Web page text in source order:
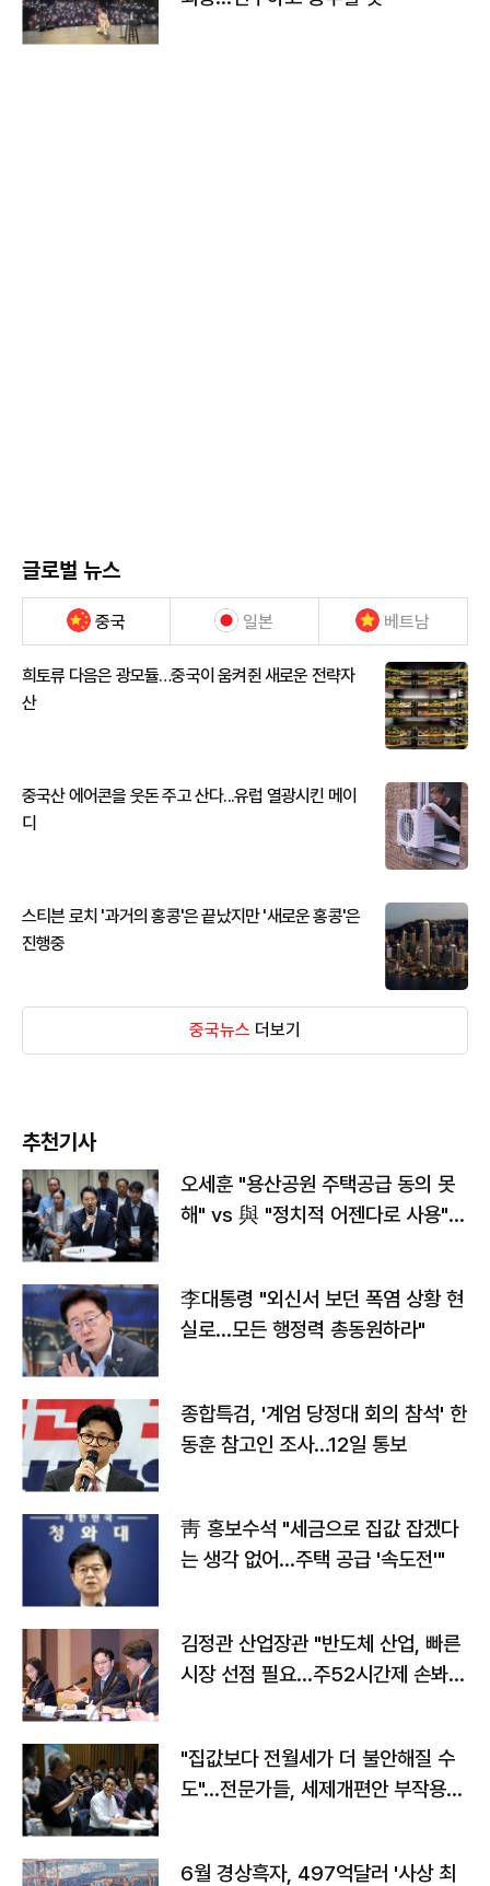
글로벌 뉴스
중국 일본 베트남
희토류 다음은 광모듈…중국이 움켜쥔 새로운 전략자
산
중국산 에어콘을 웃돈 주고 산다...유럽 열광시킨 메이
디
스티븐 로치 '과거의 홍콩'은 끝났지만 '새로운 홍콩'은
진행중
중국뉴스 더보기
추천기사
오세훈 "용산공원 주택공급 동의 못
해" vs 與 "정치적 어젠다로 사용"
李대통령 "외신서 보던 폭염 상황 현
실로…모든 행정력 총동원하라"
종합특검, '계엄 당정대 회의 참석' 한
동훈 참고인 조사...12일 통보
靑 홍보수석 "세금으로 집값 잡겠다
는 생각 없어…주택 공급 '속도전'"
김정관 산업장관 "반도체 산업, 빠른
시장 선점 필요…주52시간제 손봐
"집값보다 전월세가 더 불안해질 수
도"…전문가들, 세제개편안 부작용
6월 경상흑자, 497억달러 '사상 최